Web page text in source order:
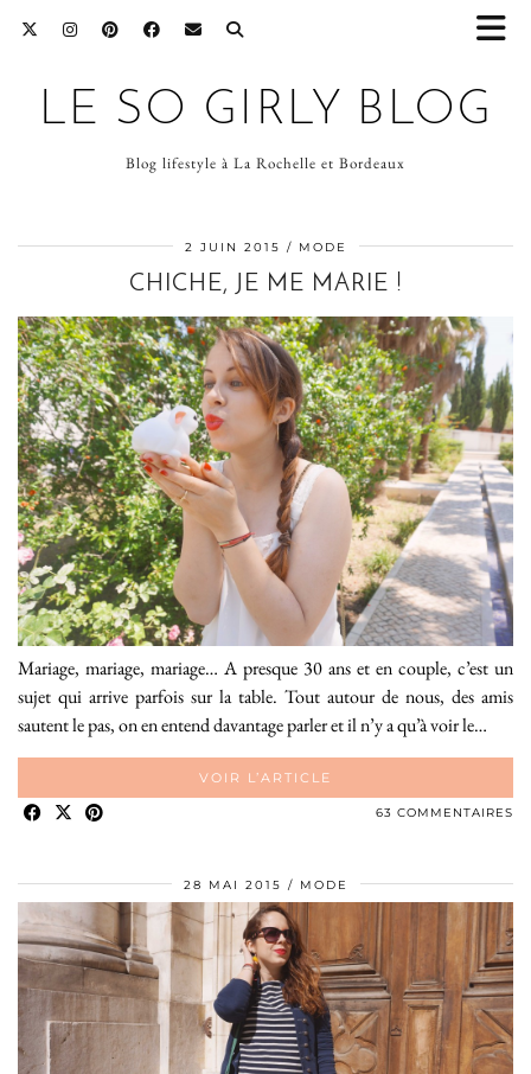
LE SO GIRLY BLOG
Blog lifestyle à La Rochelle et Bordeaux
2 JUIN 2015 MODE
CHICHE, JE ME MARIE !
Mariage, mariage, mariage… A presque 30 ans et en couple, c’est un
sujet qui arrive parfois sur la table. Tout autour de nous, des amis
sautent le pas, on en entend davantage parler et il n’y a qu’à voir le…
VOIR L’ARTICLE
63 COMMENTAIRES
28 MAI 2015 MODE